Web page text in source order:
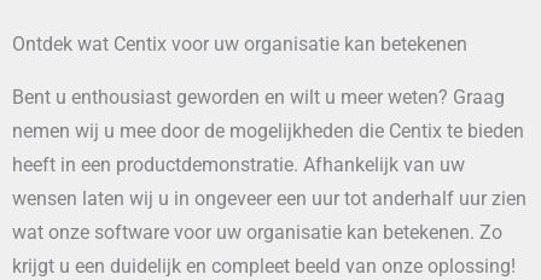
Ontdek wat Centix voor uw organisatie kan betekenen​
Bent u enthousiast geworden en wilt u meer weten? Graag
nemen wij u mee door de mogelijkheden die Centix te bieden
heeft in een productdemonstratie. Afhankelijk van uw
wensen laten wij u in ongeveer een uur tot anderhalf uur zien
wat onze software voor uw organisatie kan betekenen. Zo
krijgt u een duidelijk en compleet beeld van onze oplossing!